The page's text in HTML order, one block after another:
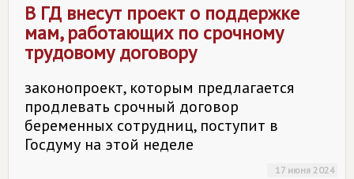
В ГД внесут проект о поддержке
мам, работающих по срочному
трудовому договору
законопроект, которым предлагается
продлевать срочный договор
беременных сотрудниц, поступит в
Госдуму на этой неделе
17 июня 2024